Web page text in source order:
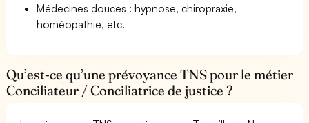
Médecines douces : hypnose, chiropraxie,
homéopathie, etc.
Qu’est-ce qu’une prévoyance TNS pour le métier
Conciliateur / Conciliatrice de justice ?